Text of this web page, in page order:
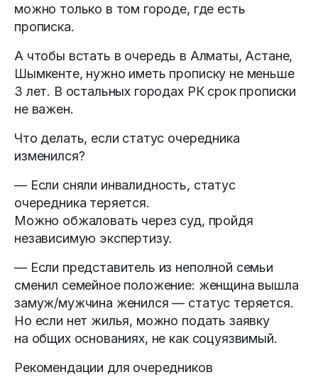
можно только в том городе, где есть
прописка.
А чтобы встать в очередь в Алматы, Астане,
Шымкенте, нужно иметь прописку не меньше
3 лет. В остальных городах РК срок прописки
не важен.
Что делать, если статус очередника
изменился?
— Если сняли инвалидность, статус
очередника теряется.
Можно обжаловать через суд, пройдя
независимую экспертизу.
— Если представитель из неполной семьи
сменил семейное положение: женщина вышла
замуж/мужчина женился — статус теряется.
Но если нет жилья, можно подать заявку
на общих основаниях, не как соцуязвимый.
Рекомендации для очередников